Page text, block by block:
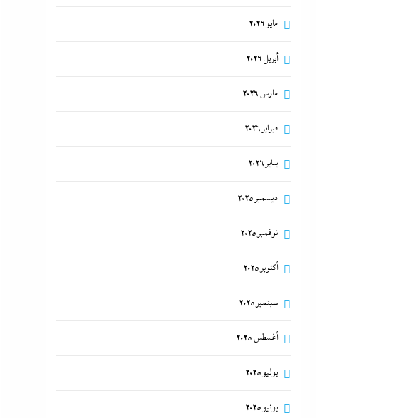
مايو 2026
أبريل 2026
مارس 2026
فبراير 2026
يناير 2026
ديسمبر 2025
نوفمبر 2025
أكتوبر 2025
سبتمبر 2025
أغسطس 2025
يوليو 2025
يونيو 2025